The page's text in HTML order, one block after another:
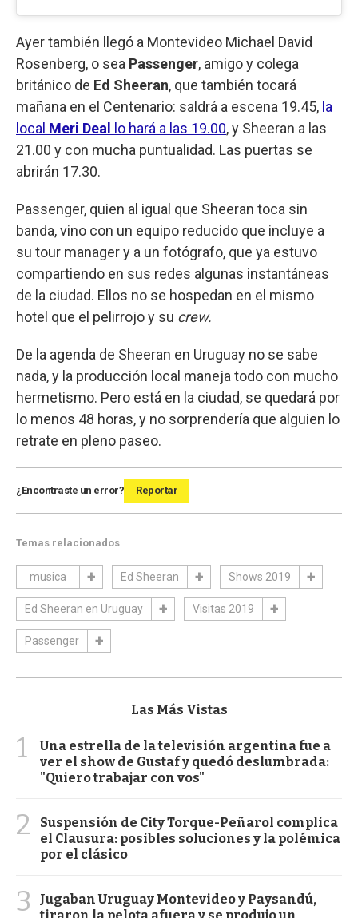
Ayer también llegó a Montevideo Michael David
Rosenberg, o sea Passenger, amigo y colega
británico de Ed Sheeran, que también tocará
mañana en el Centenario: saldrá a escena 19.45, la
local Meri Deal lo hará a las 19.00, y Sheeran a las
21.00 y con mucha puntualidad. Las puertas se
abrirán 17.30.
Passenger, quien al igual que Sheeran toca sin
banda, vino con un equipo reducido que incluye a
su tour manager y a un fotógrafo, que ya estuvo
compartiendo en sus redes algunas instantáneas
de la ciudad. Ellos no se hospedan en el mismo
hotel que el pelirrojo y su crew.
De la agenda de Sheeran en Uruguay no se sabe
nada, y la producción local maneja todo con mucho
hermetismo. Pero está en la ciudad, se quedará por
lo menos 48 horas, y no sorprendería que alguien lo
retrate en pleno paseo.
¿Encontraste un error? Reportar
Temas relacionados
musica Ed Sheeran Shows 2019
Ed Sheeran en Uruguay Visitas 2019
Passenger
Las Más Vistas
1
Una estrella de la televisión argentina fue a
ver el show de Gustaf y quedó deslumbrada:
"Quiero trabajar con vos"
2
Suspensión de City Torque-Peñarol complica
el Clausura: posibles soluciones y la polémica
por el clásico
3
Jugaban Uruguay Montevideo y Paysandú,